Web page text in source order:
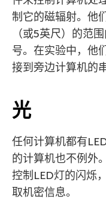
制它的磁辐射。他
（或5英尺）的范
号。在实验中，他
接到旁边计算机的
光
任何计算机都有
的计算机也不例外
控制LED灯的闪烁
取机密信息。